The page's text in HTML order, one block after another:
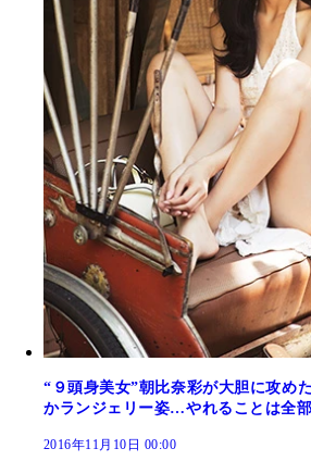
“９頭身美女”朝比奈彩が大胆に攻め
かランジェリー姿…やれることは全部
2016年11月10日 00:00